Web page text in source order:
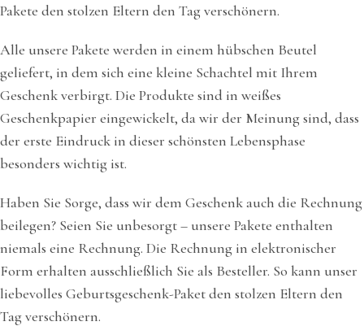
Pakete den stolzen Eltern den Tag verschönern.
Alle unsere Pakete werden in einem hübschen Beutel
geliefert, in dem sich eine kleine Schachtel mit Ihrem
Geschenk verbirgt. Die Produkte sind in weißes
Geschenkpapier eingewickelt, da wir der Meinung sind, dass
der erste Eindruck in dieser schönsten Lebensphase
besonders wichtig ist.
Haben Sie Sorge, dass wir dem Geschenk auch die Rechnung
beilegen? Seien Sie unbesorgt – unsere Pakete enthalten
niemals eine Rechnung. Die Rechnung in elektronischer
Form erhalten ausschließlich Sie als Besteller. So kann unser
liebevolles Geburtsgeschenk-Paket den stolzen Eltern den
Tag verschönern.